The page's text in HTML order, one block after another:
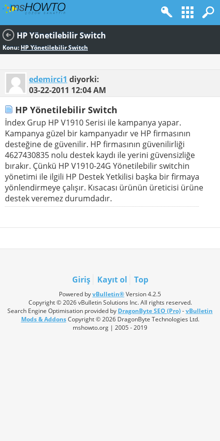
HP Yönetilebilir Switch
Konu: HP Yönetilebilir Switch
edemirci1 diyorki:
03-22-2011 12:04 AM
HP Yönetilebilir Switch
İndex Grup HP V1910 Serisi ile kampanya yapar.
Kampanya güzel bir kampanyadır ve HP firmasının
desteğine de güvenilir. HP firmasının güvenilirliği
4627430835 nolu destek kaydı ile yerini güvensizliğe
bırakır. Çünkü HP V1910-24G Yönetilebilir switchin
yönetimi ile ilgili HP Destek Yetkilisi başka bir firmaya
yönlendirmeye çalışır. Kısacası ürünün üreticisi ürüne
destek veremez durumdadır.
Giriş Kayıt ol Top
Powered byvBulletin®Version 4.2.5
Copyright © 2026 vBulletin Solutions Inc. All rights reserved.
Search Engine Optimisation provided by DragonByte SEO (Pro)-vBulletin
Mods & AddonsCopyright © 2026 DragonByte Technologies Ltd.
mshowto.org | 2005 - 2019